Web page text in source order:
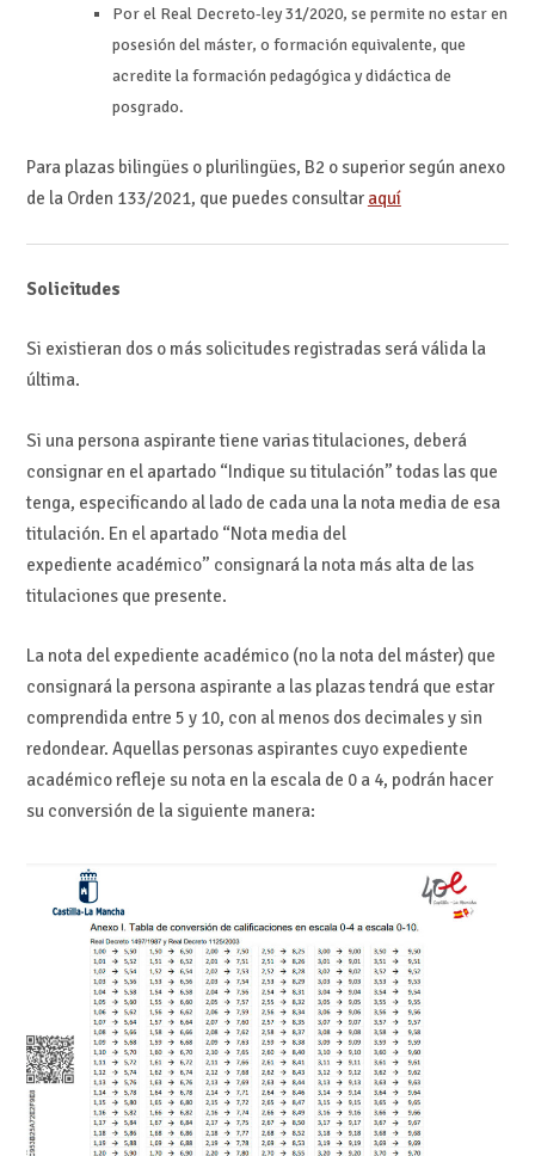
Por el Real Decreto-ley 31/2020, se permite no estar en
posesión del máster, o formación equivalente, que
acredite la formación pedagógica y didáctica de
posgrado.
Para plazas bilingües o plurilingües, B2 o superior según anexo
de la Orden 133/2021, que puedes consultar aquí
Solicitudes
Si existieran dos o más solicitudes registradas será válida la
última.
Si una persona aspirante tiene varias titulaciones, deberá
consignar en el apartado “Indique su titulación” todas las que
tenga, especificando al lado de cada una la nota media de esa
titulación. En el apartado “Nota media del
expediente académico” consignará la nota más alta de las
titulaciones que presente.
La nota del expediente académico (no la nota del máster) que
consignará la persona aspirante a las plazas tendrá que estar
comprendida entre 5 y 10, con al menos dos decimales y sin
redondear. Aquellas personas aspirantes cuyo expediente
académico refleje su nota en la escala de 0 a 4, podrán hacer
su conversión de la siguiente manera: